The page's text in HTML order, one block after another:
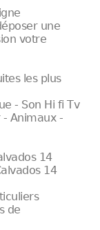
une
votre
les plus
- Son Hi fi Tv
Animaux -
14
14
de